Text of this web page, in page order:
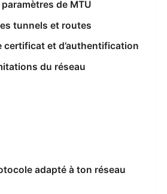
de MTU
tunnels et routes
certificat et d’authentification
du réseau
adapté à ton réseau